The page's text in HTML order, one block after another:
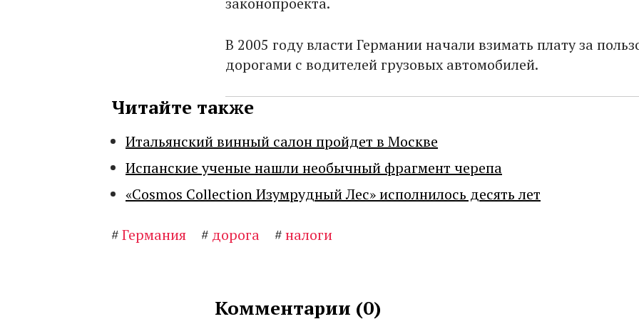
В 2005 году власти Германии начали взимать плату за
дорогами с водителей грузовых автомобилей.
Читайте также
Итальянский винный салон пройдет в Москве
Испанские ученые нашли необычный фрагмент черепа
«Cosmos Collection Изумрудный Лес» исполнилось десять лет
#Германия # дорога #налоги
Комментарии (0)